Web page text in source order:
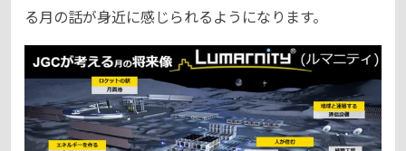
る月の話が身近に感じられるようになります。